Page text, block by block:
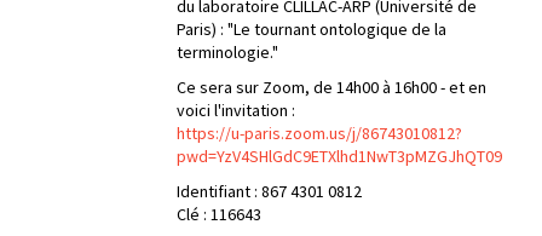
du laboratoire CLILLAC-ARP (Université de
Paris) : "Le tournant ontologique de la
terminologie."
Ce sera sur Zoom, de 14h00 à 16h00 - et en
voici l'invitation :
https://u-paris.zoom.us/j/86743010812?
pwd=YzV4SHlGdC9ETXlhd1NwT3pMZGJhQT09
Identifiant : 867 4301 0812
Clé : 116643